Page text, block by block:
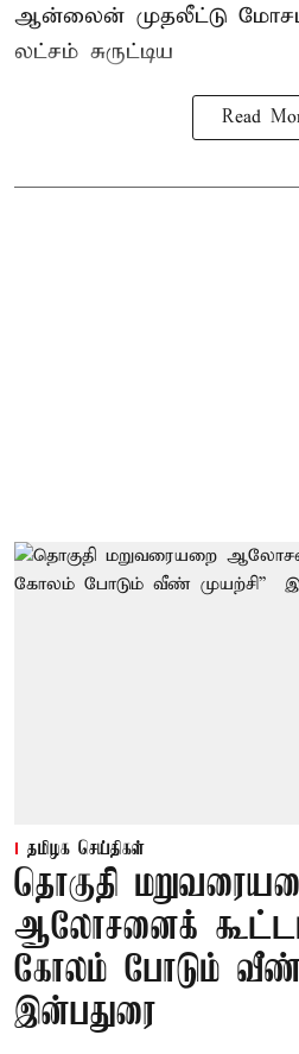
ஆன்லைன் முதலீட்டு மோசடி
லட்சம் சுருட்டிய
Read
தமிழக செய்திகள்
தொகுதி
ஆலோசனைக்
கோலம் போடும் வீண்
இன்பதுரை